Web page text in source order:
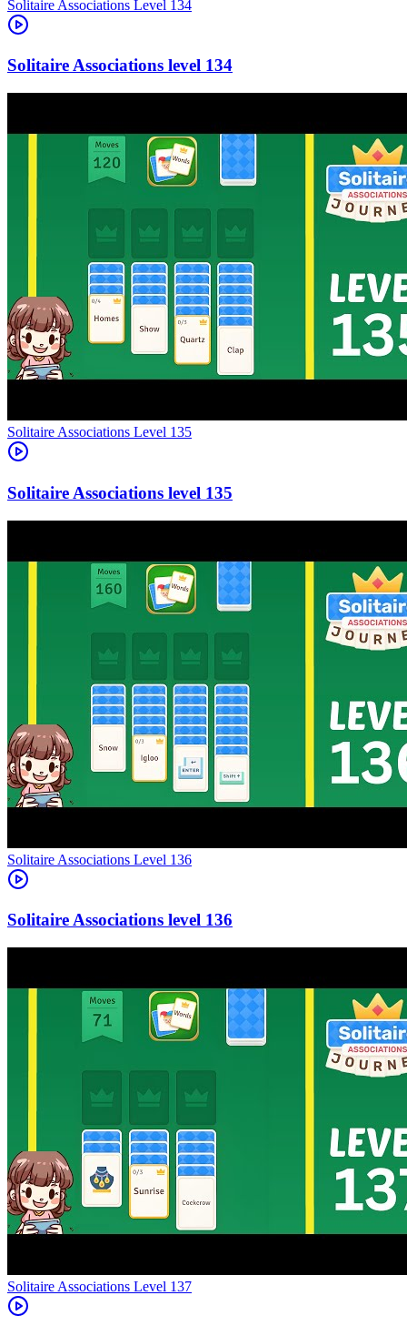
Level 134
134
Level 135
135
Level 136
136
Level 137